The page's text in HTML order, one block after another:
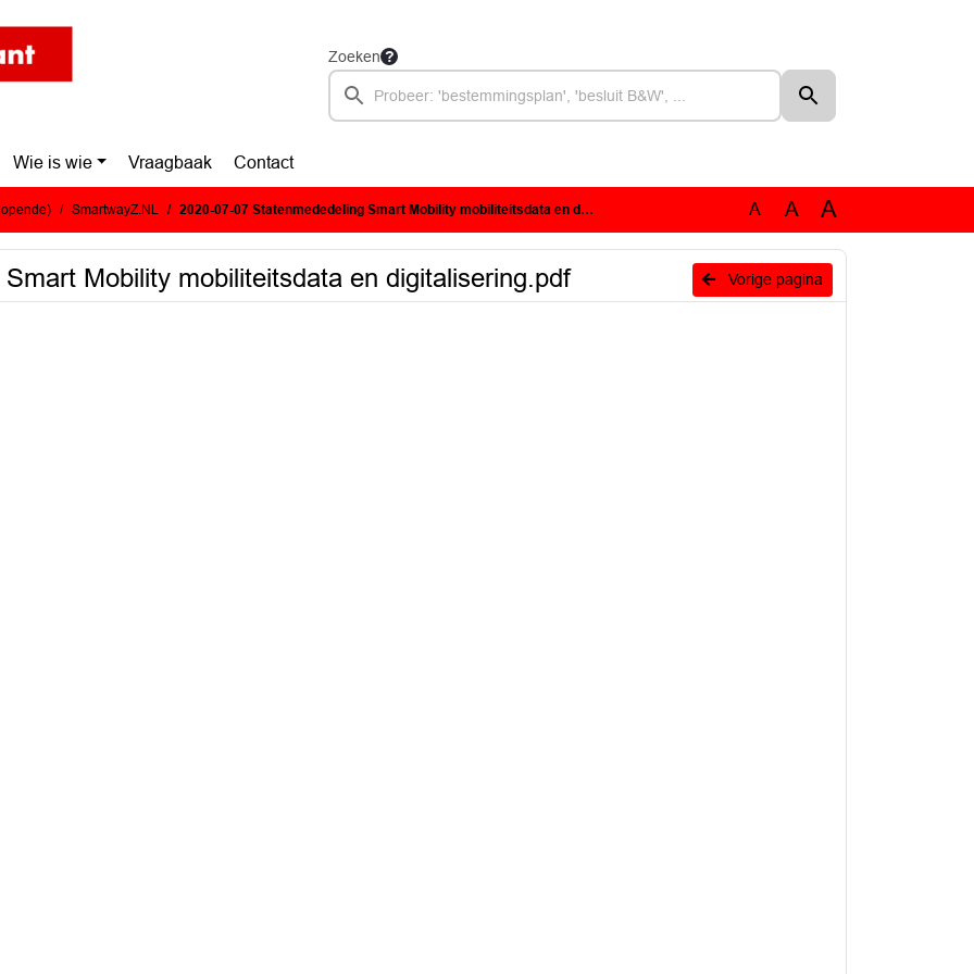
Zoeken
Wie is wie Vraagbaak Contact
SmartwayZ.NL 2020-07-07 Statenmededeling Smart Mobility mobiliteitsdata en digitalisering.pdf A A A
Vorige pagina
Mobility mobiliteitsdata en digitalisering.pdf